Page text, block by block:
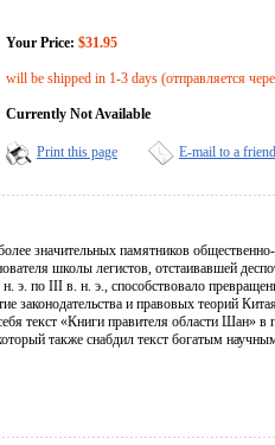
Your Price: $31.95
will be shipped in 1-3 days (отправляется
Currently Not Available
Print this page E-mail to a friend
значительных памятников
школы легистов, отстаивавшей
э. по III в. н. э., способствовало
законодательства и правовых теорий
текст «Книги правителя области Шан» в
также снабдил текст богатым